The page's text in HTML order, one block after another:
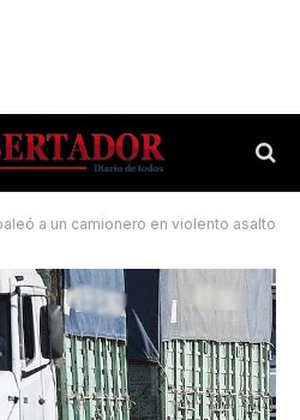
a un camionero en violento asalto